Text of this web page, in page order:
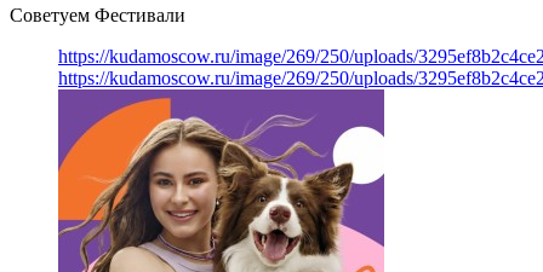
Советуем Фестивали
https://kudamoscow.ru/image/269/250/uploads/
https://kudamoscow.ru/image/269/250/uploads/